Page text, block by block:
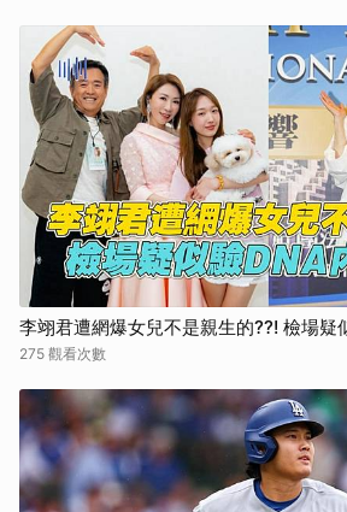
李翊君遭網爆女兒不是親生的??! 檢場疑
275 觀看次數